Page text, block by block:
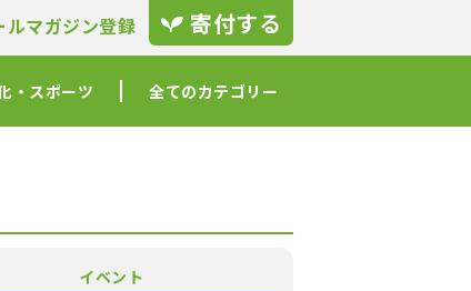
ルマガジン登録 寄付する
・スポーツ 全てのカテゴリー
イベント